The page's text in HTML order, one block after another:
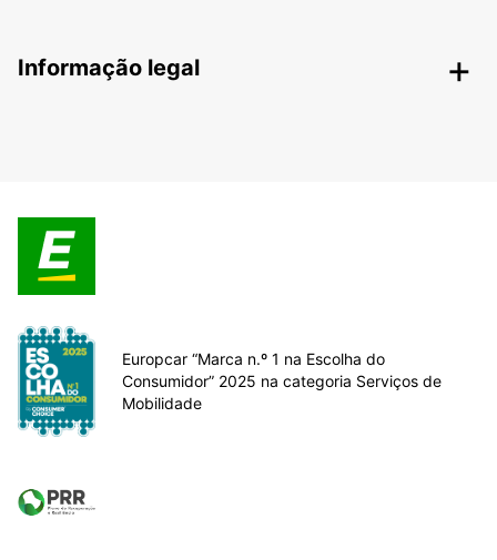
Informação legal
Europcar “Marca n.º 1 na Escolha do
Consumidor” 2025 na categoria Serviços de
Mobilidade